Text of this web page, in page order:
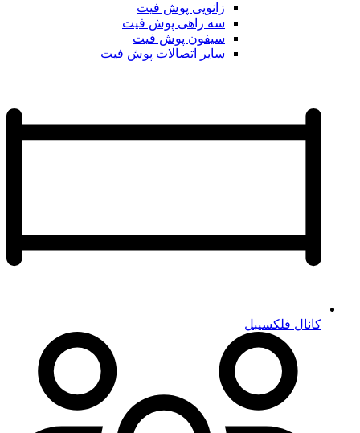
زانویی پوش فیت
سه راهی پوش فیت
سیفون پوش فیت
سایر اتصالات پوش فیت
کانال فلکسیبل